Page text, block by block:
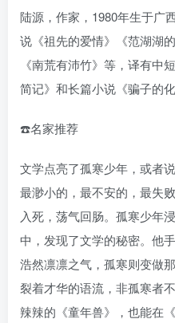
陆源，作家，1980年生于广
说《祖先的爱情》《范湖湖
《南荒有沛竹》等，译有中
简记》和长篇小说《骗子的化
☎️名家推荐
文学点亮了孤寒少年，或者
最渺小的，最不安的，最失
入死，荡气回肠。孤寒少年
中，发现了文学的秘密。他
浩然凛凛之气，孤寒则变做
裂着才华的语流，非孤寒者
辣辣的《童年兽》，也能在